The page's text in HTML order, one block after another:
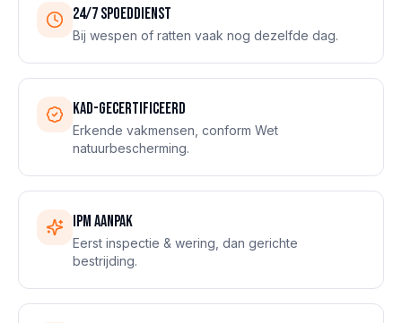
24/7 spoeddienst
Bij wespen of ratten vaak nog dezelfde dag.
KAD-gecertificeerd
Erkende vakmensen, conform Wet
natuurbescherming.
IPM aanpak
Eerst inspectie & wering, dan gerichte
bestrijding.